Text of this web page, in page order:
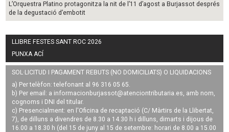
L’Orquestra Platino protagonitza la nit de l’11 d’agost a Burjassot després
de la degustació d’embotit
LLIBRE FESTES SANT ROC 2026
PUNXA ACÍ
SOL·LICITUD I PAGAMENT REBUTS (NO DOMICILIATS) O LIQUIDACIONS
a) Per telèfon: telefonant al 96 316 05 65.
b) Per email: a informacionburjassot@atenciontributaria.es, amb nom,
cognoms i DNI del titular.
c) Presencialment: en l'Oficina de recaptació (C/ Màrtirs de la Llibertat,
7), de dilluns a divendres de 8.30 a 14.30 h i dilluns, dimarts i dijous de
16.00 a 18.30 h (del 15 de juny al 15 de setembre: horari de 8.00 a 15.00